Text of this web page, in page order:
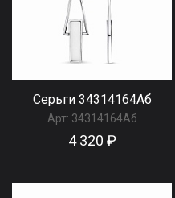
Серьги 34314164Аб
Арт: 34314164Аб
4 320 ₽